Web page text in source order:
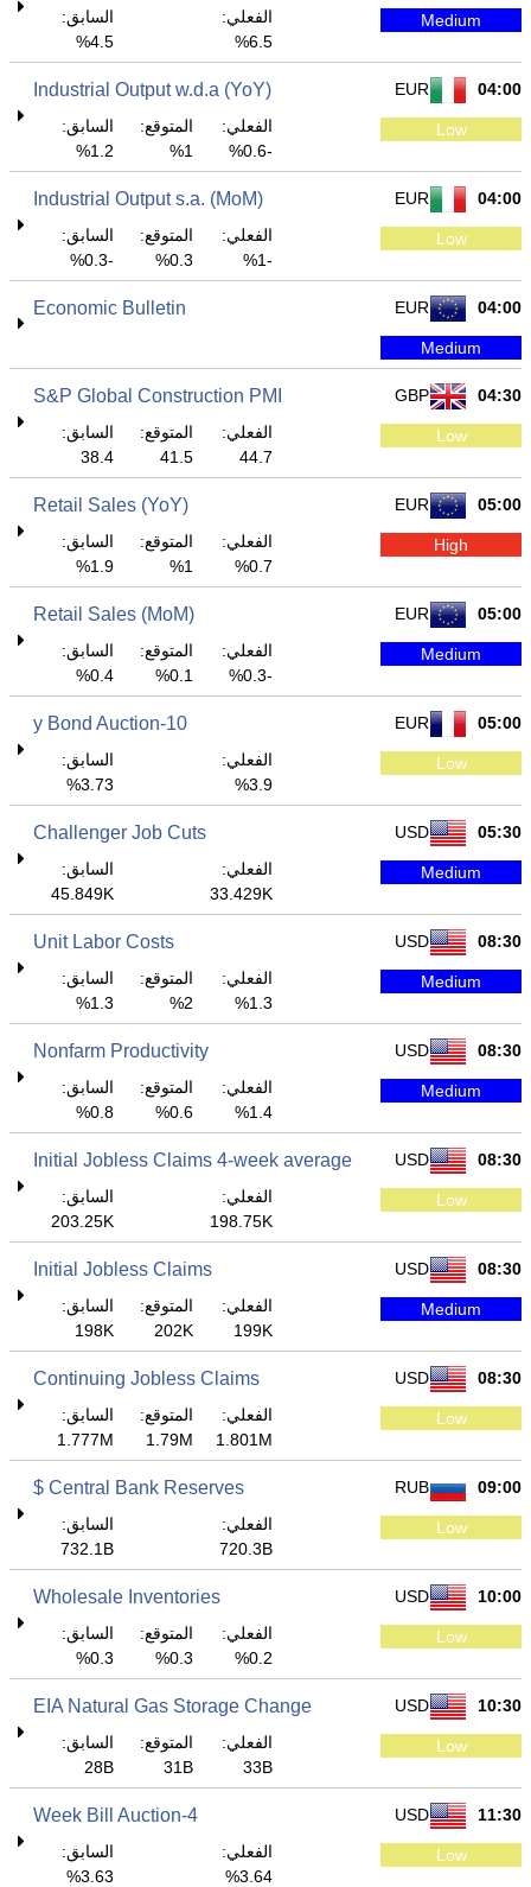
Medium
الفعلي:
6.5%
السابق:
4.5%
04:00
EUR
Industrial Output w.d.a (YoY)
Low
الفعلي:
-0.6%
المتوقع:
1%
السابق:
1.2%
04:00
EUR
Industrial Output s.a. (MoM)
Low
الفعلي:
-1%
المتوقع:
0.3%
السابق:
-0.3%
04:00
EUR
Economic Bulletin
Medium
04:30
GBP
S&P Global Construction PMI
Low
الفعلي:
44.7
المتوقع:
41.5
السابق:
38.4
05:00
EUR
Retail Sales (YoY)
High
الفعلي:
0.7%
المتوقع:
1%
السابق:
1.9%
05:00
EUR
Retail Sales (MoM)
Medium
الفعلي:
-0.3%
المتوقع:
0.1%
السابق:
0.4%
05:00
EUR
10-y Bond Auction
Low
الفعلي:
3.9%
السابق:
3.73%
05:30
USD
Challenger Job Cuts
Medium
الفعلي:
33.429K
السابق:
45.849K
08:30
USD
Unit Labor Costs
Medium
الفعلي:
1.3%
المتوقع:
2%
السابق:
1.3%
08:30
USD
Nonfarm Productivity
Medium
الفعلي:
1.4%
المتوقع:
0.6%
السابق:
0.8%
08:30
USD
Initial Jobless Claims 4-week average
Low
الفعلي:
198.75K
السابق:
203.25K
08:30
USD
Initial Jobless Claims
Medium
الفعلي:
199K
المتوقع:
202K
السابق:
198K
08:30
USD
Continuing Jobless Claims
Low
الفعلي:
1.801M
المتوقع:
1.79M
السابق:
1.777M
09:00
RUB
Central Bank Reserves $
Low
الفعلي:
720.3B
السابق:
732.1B
10:00
USD
Wholesale Inventories
Low
الفعلي:
0.2%
المتوقع:
0.3%
السابق:
0.3%
10:30
USD
EIA Natural Gas Storage Change
Low
الفعلي:
33B
المتوقع:
31B
السابق:
28B
11:30
USD
4-Week Bill Auction
Low
الفعلي:
3.64%
السابق:
3.63%